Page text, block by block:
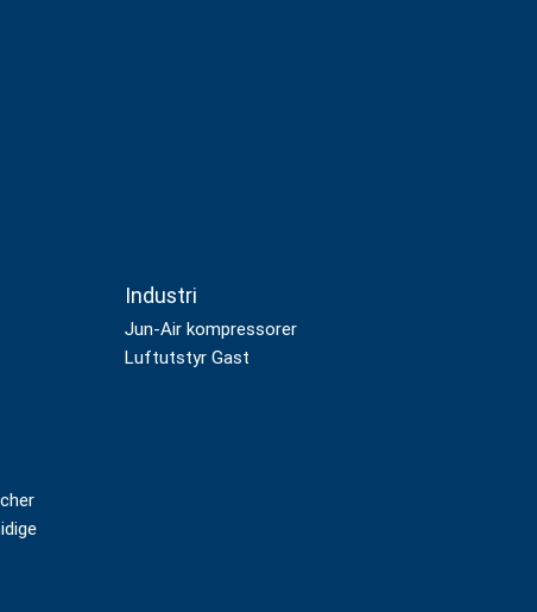
Industri
Jun-Air kompressorer
Luftutstyr Gast